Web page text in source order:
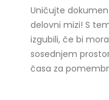
Uničujte
delovni mizi! S
izgubili, če bi
sosednjem
časa za